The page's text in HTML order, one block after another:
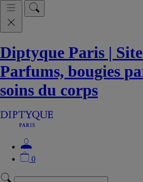
Diptyque Paris |
Parfums, bougies
soins du corps
0